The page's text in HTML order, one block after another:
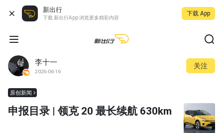
新出行
下载 新出行App 浏览更多精彩内容
下载 App
李十一
2026-06-16
关注
原创新闻
申报目录 | 领克 20 最长续航 630km